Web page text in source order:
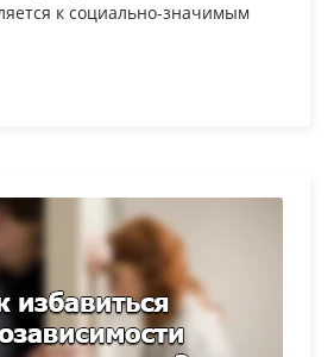
к социально-значимым